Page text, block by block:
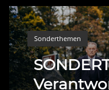
Sonderthemen